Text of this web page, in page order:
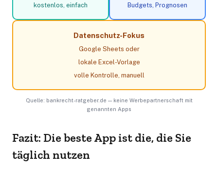
kostenlos, einfach
Budgets, Prognosen
Datenschutz-Fokus
Google Sheets oder
lokale Excel-Vorlage
volle Kontrolle, manuell
Quelle: bankrecht-ratgeber.de — keine Werbepartnerschaft mit
genannten Apps
Fazit: Die beste App ist die, die Sie
täglich nutzen